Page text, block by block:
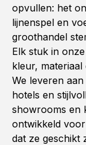
opvullen: het
lijnenspel en
groothandel
Elk stuk in
kleur, materiaal
We leveren
hotels en
showrooms en
ontwikkeld
dat ze geschikt